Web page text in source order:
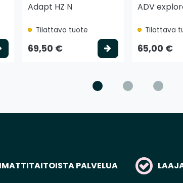
Valitse vaihtoehto
Adapt HZ N
Tilattava tuote
69,50 € Valitse
ADV
Tilattava
65,00 €
PALVELUA